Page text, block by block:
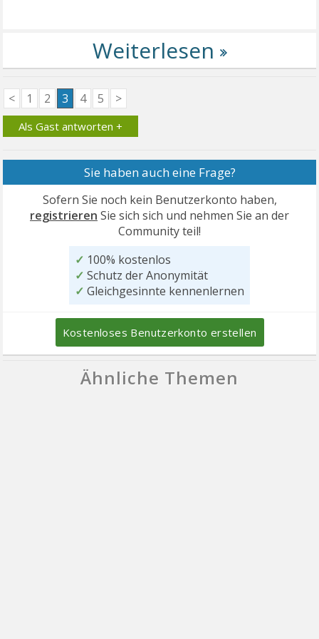
< 1 2 3 4 5 >
Als Gast antworten +
Sie haben auch eine Frage?
Sofern Sie noch kein Benutzerkonto haben,
registrieren Sie sich sich und nehmen Sie an der
Community teil!
✓ 100% kostenlos
✓ Schutz der Anonymität
✓ Gleichgesinnte kennenlernen
Kostenloses Benutzerkonto erstellen
Ähnliche Themen